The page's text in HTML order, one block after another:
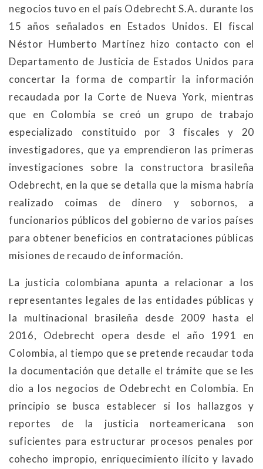
negocios tuvo en el país Odebrecht S.A. durante los
15 años señalados en Estados Unidos. El fiscal
Néstor Humberto Martínez hizo contacto con el
Departamento de Justicia de Estados Unidos para
concertar la forma de compartir la información
recaudada por la Corte de Nueva York, mientras
que en Colombia se creó un grupo de trabajo
especializado constituido por 3 fiscales y 20
investigadores, que ya emprendieron las primeras
investigaciones sobre la constructora brasileña
Odebrecht, en la que se detalla que la misma habría
realizado coimas de dinero y sobornos, a
funcionarios públicos del gobierno de varios países
para obtener beneficios en contrataciones públicas
misiones de recaudo de información.
La justicia colombiana apunta a relacionar a los
representantes legales de las entidades públicas y
la multinacional brasileña desde 2009 hasta el
2016, Odebrecht opera desde el año 1991 en
Colombia, al tiempo que se pretende recaudar toda
la documentación que detalle el trámite que se les
dio a los negocios de Odebrecht en Colombia. En
principio se busca establecer si los hallazgos y
reportes de la justicia norteamericana son
suficientes para estructurar procesos penales por
cohecho impropio, enriquecimiento ilícito y lavado